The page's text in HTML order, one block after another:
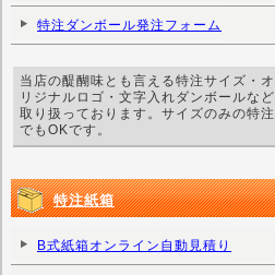
特注ダンボール発注フォーム
当店の醍醐味とも言える特注サイズ・オ
リジナルロゴ・文字入れダンボールなど
取り扱っております。サイズのみの特注
でもOKです。
特注紙箱
B式紙箱オンライン自動見積り